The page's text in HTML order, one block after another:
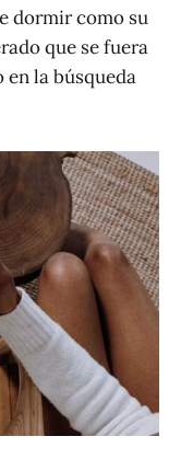
dormir como su
que se fuera
la búsqueda